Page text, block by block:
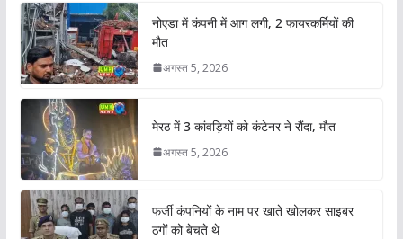
नोएडा में कंपनी में आग लगी, 2 फायरकर्मियों की
मौत
अगस्त 5, 2026
मेरठ में 3 कांवड़ियों को कंटेनर ने रौंदा, मौत
अगस्त 5, 2026
फर्जी कंपनियों के नाम पर खाते खोलकर साइबर
ठगों को बेचते थे